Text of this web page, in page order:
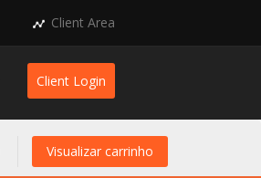
Client Area
Client Login
Visualizar carrinho